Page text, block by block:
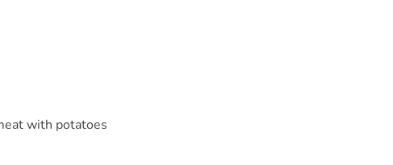
with potatoes